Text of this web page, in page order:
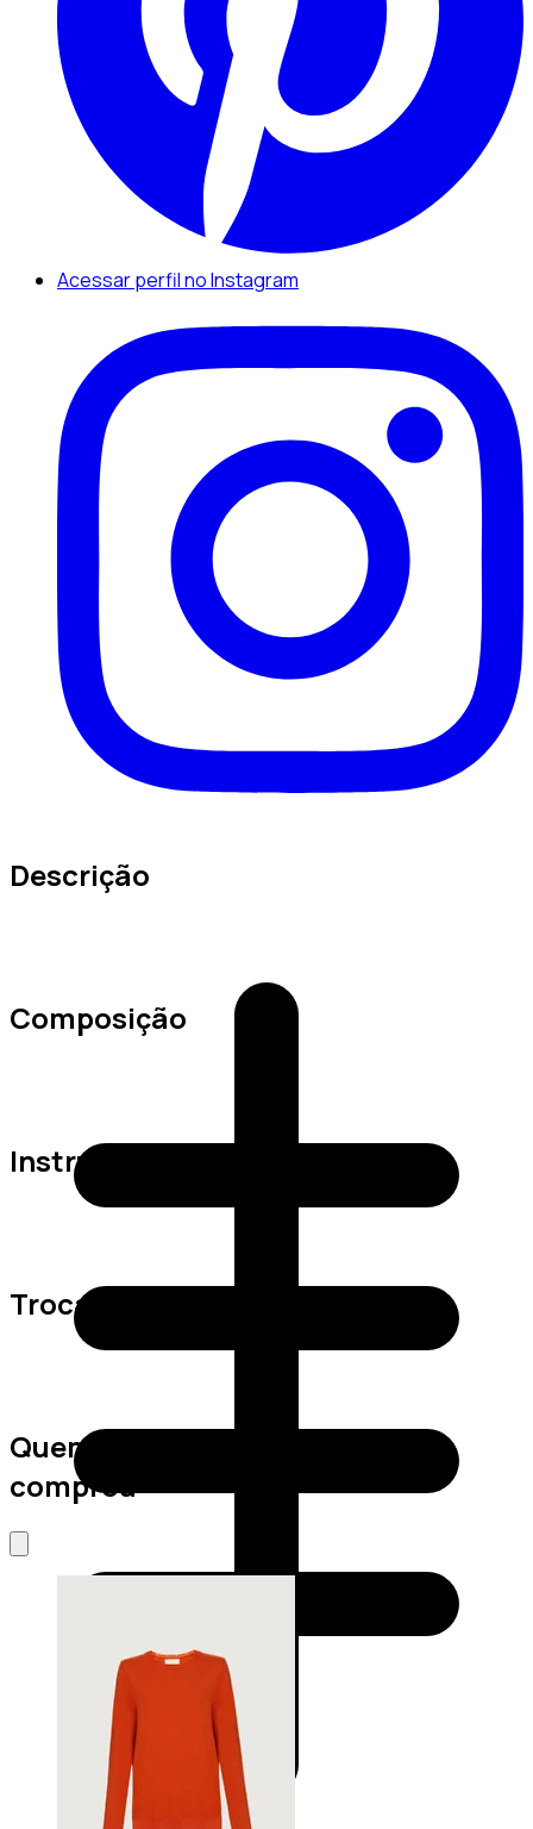
Acessar perfil no Instagram
Descrição
Composição
Instruções de Lavagem
Trocas e Devoluções
Quem viu este produto também
comprou